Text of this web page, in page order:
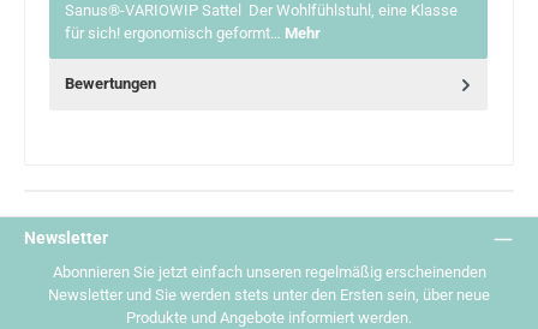
Sanus®-VARIOWIP Sattel Der Wohlfühlstuhl, eine Klasse
für sich! ergonomisch geformt… Mehr
Bewertungen
Newsletter
Abonnieren Sie jetzt einfach unseren regelmäßig erscheinenden
Newsletter und Sie werden stets unter den Ersten sein, über neue
Produkte und Angebote informiert werden.